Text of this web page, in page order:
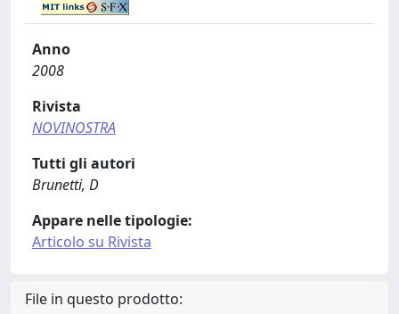
Anno
2008
Rivista
NOVINOSTRA
Tutti gli autori
Brunetti, D
Appare nelle tipologie:
Articolo su Rivista
File in questo prodotto: